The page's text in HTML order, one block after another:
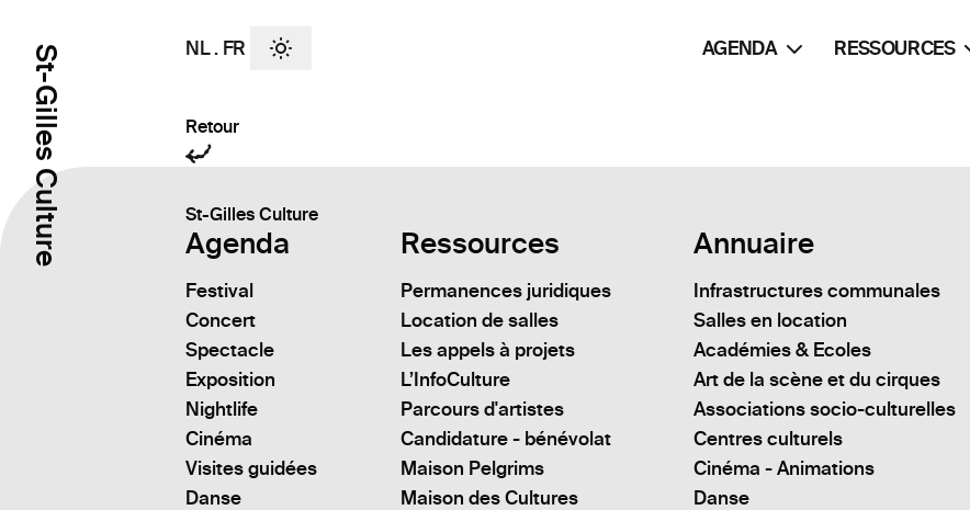
St-Gilles Culture NL . FR AGENDA RESSOURCES
Retour
St-Gilles Culture
Agenda
Festival
Concert
Spectacle
Exposition
Nightlife
Cinéma
Visites guidées
Danse
Ressources
Permanences juridiques
Location de salles
Les appels à projets
L’InfoCulture
Parcours d'artistes
Candidature - bénévolat
Maison Pelgrims
Maison des Cultures
Annuaire
Infrastructures communales
Salles en location
Académies & Ecoles
Art de la scène et du cirques
Associations socio-culturelles
Centres culturels
Cinéma - Animations
Danse